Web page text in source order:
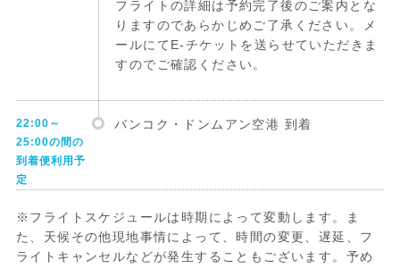
フライトの詳細は予約完了後のご案内とな
りますのであらかじめご了承ください。メ
ールにてE-チケットを送らせていただきま
すのでご確認ください。
22:00～
25:00の間の
到着便利用予
定
バンコク・ドンムアン空港 到着
※フライトスケジュールは時期によって変動します。ま
た、天候その他現地事情によって、時間の変更、遅延、フ
ライトキャンセルなどが発生することもございます。予め